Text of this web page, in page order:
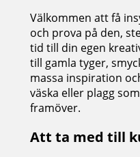
Välkommen att få
och prova på den,
tid till din egen
till gamla tyger,
massa inspiration
väska eller plagg
framöver.
Att ta med till